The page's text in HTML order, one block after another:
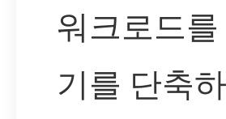
워크로드
기를 단축